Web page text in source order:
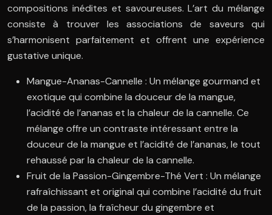
compositions inédites et savoureuses. L’art du mélange
consiste à trouver les associations de saveurs qui
s’harmonisent parfaitement et offrent une expérience
gustative unique.
Mangue-Ananas-Cannelle : Un mélange gourmand et
exotique qui combine la douceur de la mangue,
l’acidité de l’ananas et la chaleur de la cannelle. Ce
mélange offre un contraste intéressant entre la
douceur de la mangue et l’acidité de l’ananas, le tout
rehaussé par la chaleur de la cannelle.
Fruit de la Passion-Gingembre-Thé Vert : Un mélange
rafraîchissant et original qui combine l’acidité du fruit
de la passion, la fraîcheur du gingembre et